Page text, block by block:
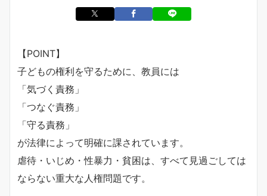
【POINT】
子どもの権利を守るために、教員には
「気づく責務」
「つなぐ責務」
「守る責務」
が法律によって明確に課されています。
虐待・いじめ・性暴力・貧困は、すべて見過ごしては
ならない重大な人権問題です。